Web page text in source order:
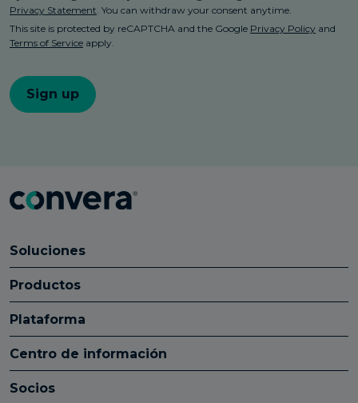
Soluciones
Productos
Plataforma
Centro de información
Socios